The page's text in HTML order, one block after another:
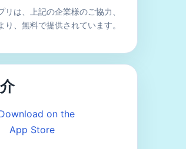
リは、上記の企業様のご協力、
り、無料で提供されています。